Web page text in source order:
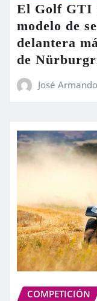
El Golf GTI
modelo de
delantera
de
José
COMPETICIÓN